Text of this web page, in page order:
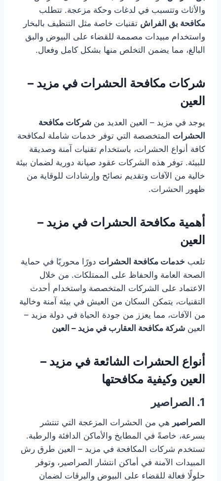
والأثاث وتتسبب في لدغات وحكة مزعجة. تتطلب
مكافحة بق الفراش تقنيات خاصة مثل التنظيف بالبخار
واستخدام مبيدات مصممة للقضاء على البيوض والبق
البالغ، مما يضمن التخلص منها بشكل كامل وفعال.
شركات مكافحة الحشرات في مزيد –
العين
يوجد في مزيد – العين العديد من شركات مكافحة
الحشرات المتخصصة التي توفر خدمات شاملة لمكافحة
كافة أنواع الحشرات، باستخدام تقنيات آمنة وصديقة
للبيئة. توفر هذه الشركات عقود صيانة دورية لضمان بيئة
خالية من الآفات وتقديم نصائح وإرشادات للوقاية من
ظهور الحشرات.
أهمية مكافحة الحشرات في مزيد –
العين
تلعب خدمات مكافحة الحشرات دورًا محوريًا في حماية
الصحة العامة والحفاظ على الممتلكات. من خلال
الاعتماد على الشركات المتخصصة واستخدام أحدث
التقنيات، يتمكن السكان من العيش في بيئة آمنة وخالية
من الآفات، مما يعزز من جودة الحياة في دولة مزيد –
العين شركة مكافحة العقارب في مزيد – العين
أنواع الحشرات الشائعة في مزيد –
العين وكيفية مكافحتها
1. الصراصير
الصراصير هي من الحشرات المزعجة التي تنتشر
بسرعة، خاصةً في المطابخ والأماكن الدافئة والرطبة.
تستخدم شركات المكافحة في مزيد – العين طرق رش
المبيدات الآمنة في أماكن انتشار الصراصير، وتوفر
حلولًا فعالة للقضاء على البيوض واليرقات لضمان